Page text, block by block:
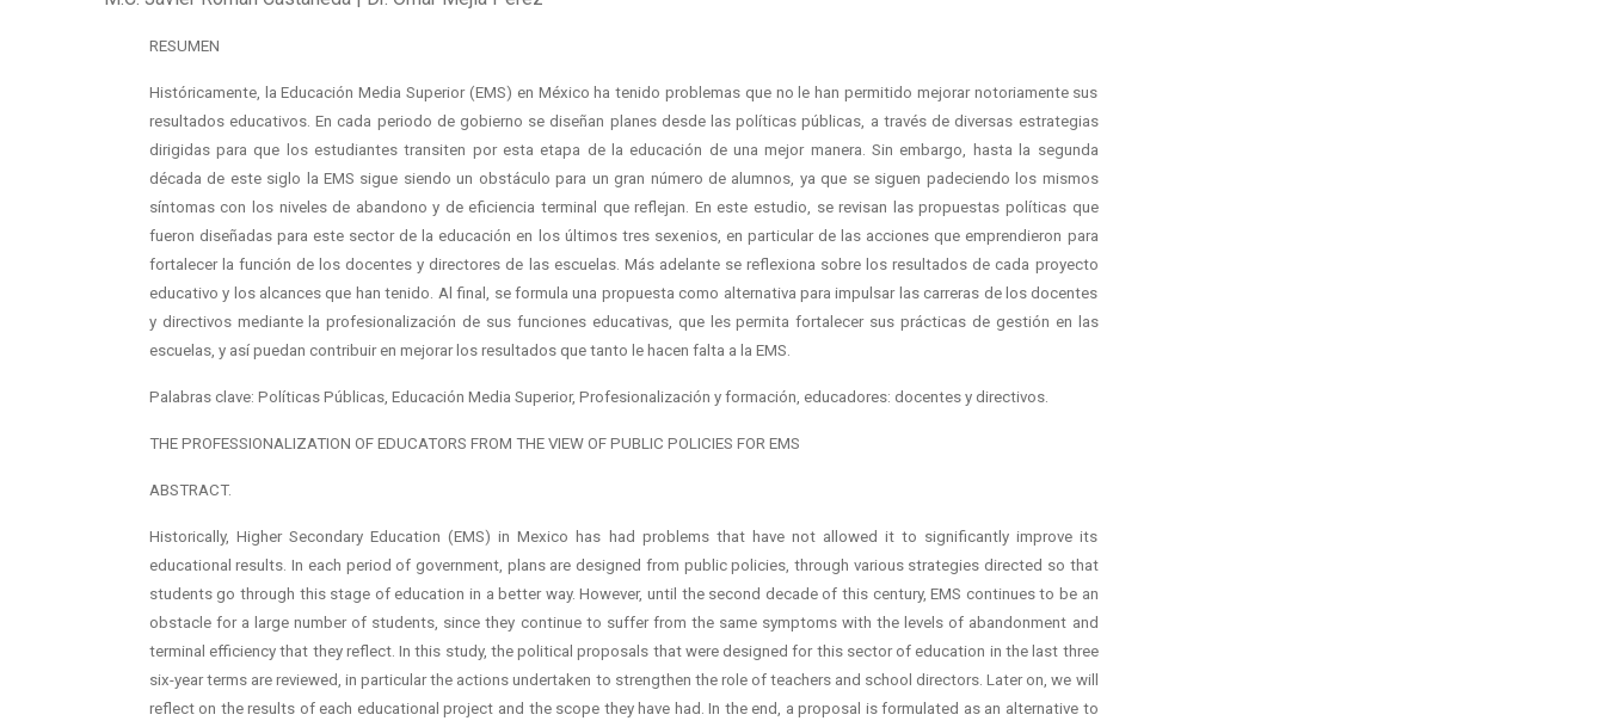
RESUMEN
Históricamente, la Educación Media Superior (EMS) en México ha tenido problemas que no le han permitido mejorar notoriamente sus
resultados educativos. En cada periodo de gobierno se diseñan planes desde las políticas públicas, a través de diversas estrategias
dirigidas para que los estudiantes transiten por esta etapa de la educación de una mejor manera. Sin embargo, hasta la segunda
década de este siglo la EMS sigue siendo un obstáculo para un gran número de alumnos, ya que se siguen padeciendo los mismos
síntomas con los niveles de abandono y de eficiencia terminal que reflejan. En este estudio, se revisan las propuestas políticas que
fueron diseñadas para este sector de la educación en los últimos tres sexenios, en particular de las acciones que emprendieron para
fortalecer la función de los docentes y directores de las escuelas. Más adelante se reflexiona sobre los resultados de cada proyecto
educativo y los alcances que han tenido. Al final, se formula una propuesta como alternativa para impulsar las carreras de los docentes
y directivos mediante la profesionalización de sus funciones educativas, que les permita fortalecer sus prácticas de gestión en las
escuelas, y así puedan contribuir en mejorar los resultados que tanto le hacen falta a la EMS.
Palabras clave: Políticas Públicas, Educación Media Superior, Profesionalización y formación, educadores: docentes y directivos.
THE PROFESSIONALIZATION OF EDUCATORS FROM THE VIEW OF PUBLIC POLICIES FOR EMS
ABSTRACT.
Historically, Higher Secondary Education (EMS) in Mexico has had problems that have not allowed it to significantly improve its
educational results. In each period of government, plans are designed from public policies, through various strategies directed so that
students go through this stage of education in a better way. However, until the second decade of this century, EMS continues to be an
obstacle for a large number of students, since they continue to suffer from the same symptoms with the levels of abandonment and
terminal efficiency that they reflect. In this study, the political proposals that were designed for this sector of education in the last three
six-year terms are reviewed, in particular the actions undertaken to strengthen the role of teachers and school directors. Later on, we will
reflect on the results of each educational project and the scope they have had. In the end, a proposal is formulated as an alternative to